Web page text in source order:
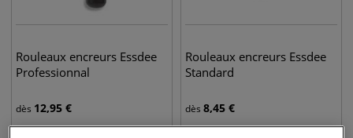
Rouleaux encreurs Essdee
Professionnal
dès 12,95 €
Rouleaux encreurs Essdee
Standard
dès 8,45 €